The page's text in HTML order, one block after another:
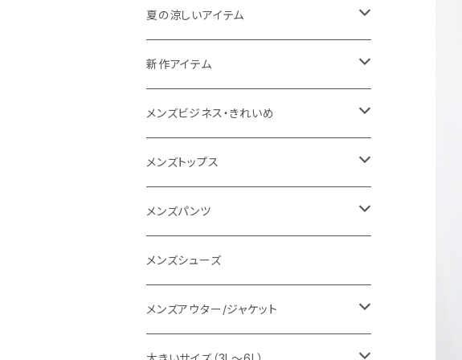
THE NORTH FACE
NANGA
1PIU1UGUALE3 RELAX
go slow caravan
SY32 by SWEET YEARS
URBAN SQUARE
EDWIN
snow peak
夏の涼しいアイテム
メンズ
レディース
新作アイテム
メンズ
レディース
メンズビジネス・きれいめ
スーツ
カジュアルセットアップ
スラックス
ワイシャツ
シューズ
メンズトップス
Tシャツ/カットソー
シャツ/ポロシャツ
パーカー/スウェット
ニット
メンズパンツ
デニムパンツ
イージーパンツ
スラックス
メンズシューズ
メンズアウター/ジャケット
ジャケット